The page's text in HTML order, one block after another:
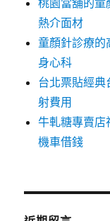
桃園當舖的童
熱介面材
童顏針診療
身心科
台北票貼經典
射費用
牛軋糖專賣店
機車借錢